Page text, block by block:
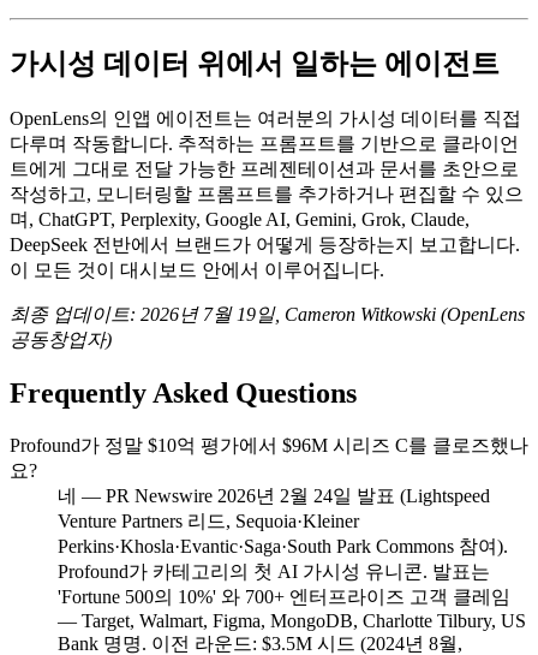
가시성 데이터 위에서 일하는 에이전트
OpenLens의 인앱 에이전트는 여러분의 가시성 데이터를 직접
다루며 작동합니다. 추적하는 프롬프트를 기반으로 클라이언
트에게 그대로 전달 가능한 프레젠테이션과 문서를 초안으로
작성하고, 모니터링할 프롬프트를 추가하거나 편집할 수 있으
며, ChatGPT, Perplexity, Google AI, Gemini, Grok, Claude,
DeepSeek 전반에서 브랜드가 어떻게 등장하는지 보고합니다.
이 모든 것이 대시보드 안에서 이루어집니다.
최종 업데이트: 2026년 7월 19일, Cameron Witkowski (OpenLens
공동창업자)
Frequently Asked Questions
Profound가 정말 $10억 평가에서 $96M 시리즈 C를 클로즈했나
요?
네 — PR Newswire 2026년 2월 24일 발표 (Lightspeed
Venture Partners 리드, Sequoia·Kleiner
Perkins·Khosla·Evantic·Saga·South Park Commons 참여).
Profound가 카테고리의 첫 AI 가시성 유니콘. 발표는
'Fortune 500의 10%' 와 700+ 엔터프라이즈 고객 클레임
— Target, Walmart, Figma, MongoDB, Charlotte Tilbury, US
Bank 명명. 이전 라운드: $3.5M 시드 (2024년 8월,